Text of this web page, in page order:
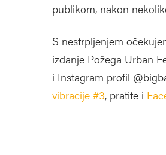
publikom, nakon
S nestrpljenjem
izdanje Požega Urban
i Instagram profil
vibracije #3, pratite i